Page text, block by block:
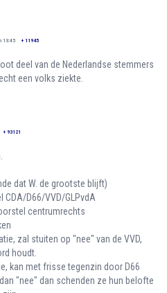
13:45 + 11945
deel van de Nederlandse stemmers
een volks ziekte.
+ 93121
dat W. de grootste blijft)
D66/VVD/GLPvdA
centrumrechts
zal stuiten op "nee" van de VVD,
houdt.
kan met frisse tegenzin door D66
"nee" dan schenden ze hun belofte